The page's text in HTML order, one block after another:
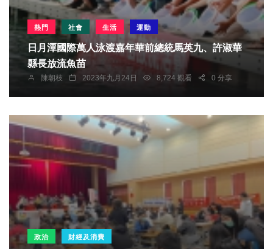
熱門 社會 生活 運動
日月潭國際萬人泳渡嘉年華前總統馬英九、許淑華
縣長放流魚苗
陳朝枝 2023年九月24日 8,724 觀看 0 分享
政治 財經及消費